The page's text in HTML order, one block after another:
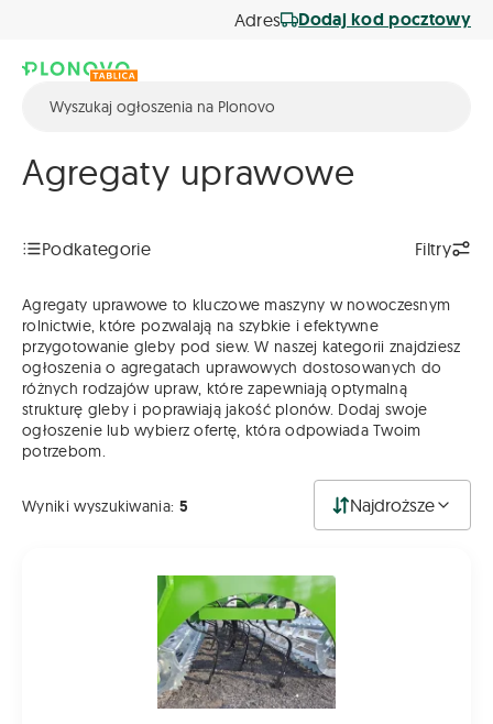
Adres Dodaj kod pocztowy
Agregaty uprawowe
Podkategorie Filtry
Agregaty uprawowe to kluczowe maszyny w nowoczesnym
rolnictwie, które pozwalają na szybkie i efektywne
przygotowanie gleby pod siew. W naszej kategorii znajdziesz
ogłoszenia o agregatach uprawowych dostosowanych do
różnych rodzajów upraw, które zapewniają optymalną
strukturę gleby i poprawiają jakość plonów. Dodaj swoje
ogłoszenie lub wybierz ofertę, która odpowiada Twoim
potrzebom.
Wyniki wyszukiwania: 5 Najdroższe